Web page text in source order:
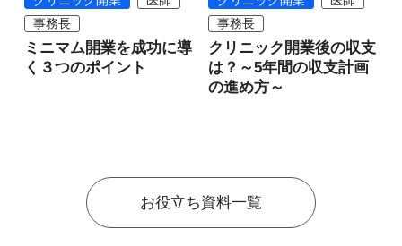
事務長
ミニマム開業を成功に導
く３つのポイント
事務長
クリニック開業後の収支
は？～5年間の収支計画
の進め方～
お役立ち資料一覧